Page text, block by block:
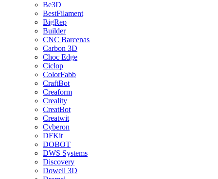
Be3D
BestFilament
BigRep
Builder
CNC Barcenas
Carbon 3D
Choc Edge
Ciclop
ColorFabb
CraftBot
Creaform
Creality
CreatBot
Creatwit
Cyberon
DFKit
DOBOT
DWS Systems
Discovery
Dowell 3D